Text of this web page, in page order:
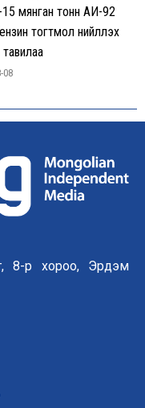
15 мянган тонн АИ-92
тогтмол нийлүүлэх
тавилаа
08
8-р хороо, Эрдэм